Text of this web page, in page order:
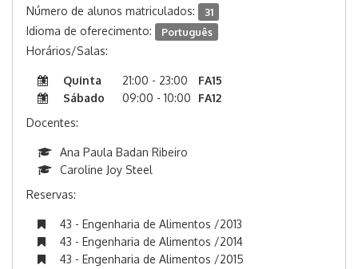
Número de alunos matriculados: 31
Idioma de oferecimento: Português
Horários/Salas:
Quinta 21:00 - 23:00
FA15
Sábado
09:00 - 10:00
FA12
Docentes:
Ana Paula Badan Ribeiro
Caroline Joy Steel
Reservas:
43 - Engenharia de Alimentos /2013
43 - Engenharia de Alimentos /2014
43 - Engenharia de Alimentos /2015